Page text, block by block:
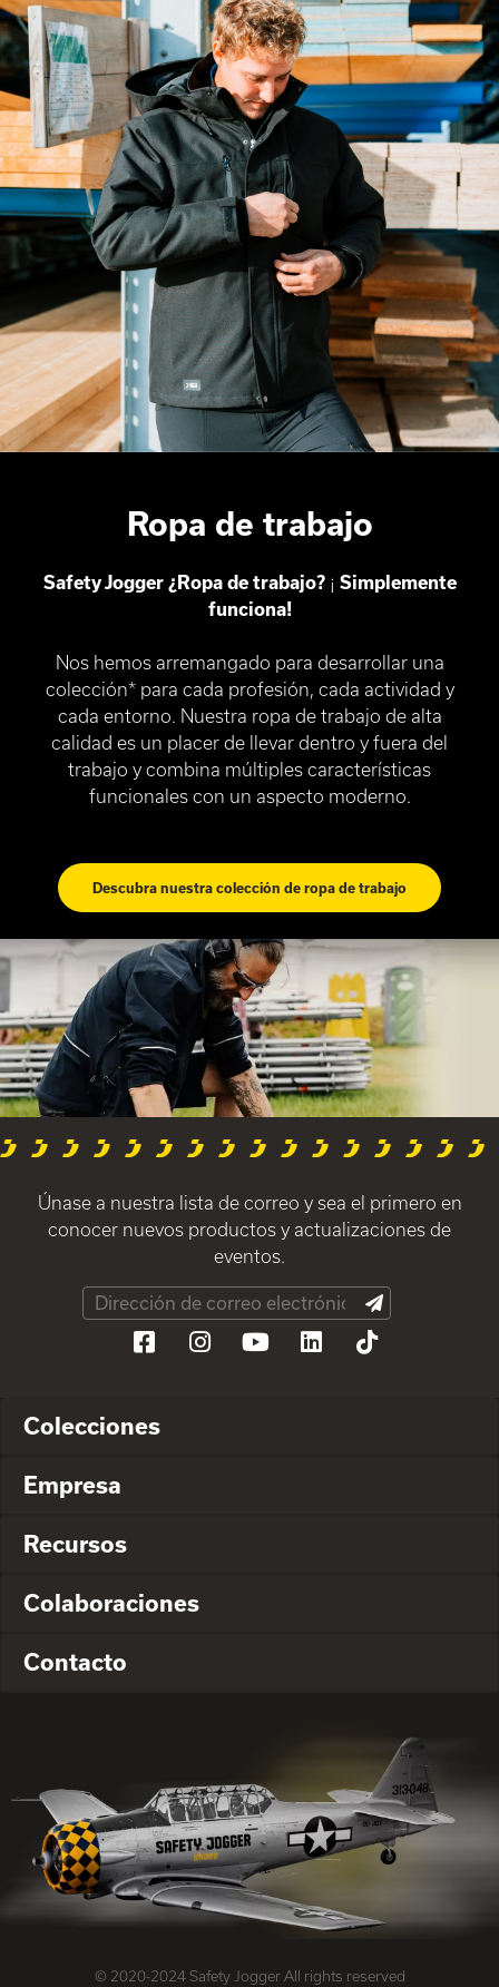
Ropa de trabajo
Safety Jogger ¿Ropa de trabajo?¡ Simplemente
funciona!
Nos hemos arremangado para desarrollar una
colección* para cada profesión, cada actividad y
cada entorno. Nuestra ropa de trabajo de alta
calidad es un placer de llevar dentro y fuera del
trabajo y combina múltiples características
funcionales con un aspecto moderno.
Descubra nuestra colección de ropa de trabajo
Únase a nuestra lista de correo y sea el primero en
conocer nuevos productos y actualizaciones de
eventos.
Colecciones
Empresa
Recursos
Colaboraciones
Contacto
© 2020-2024 Safety Jogger All rights reserved